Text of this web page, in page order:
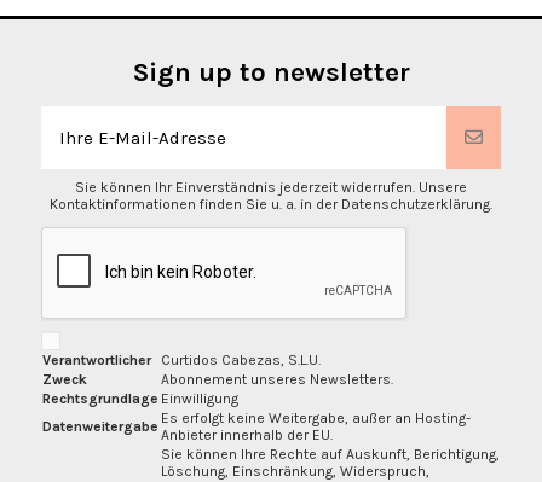
Sign up to newsletter
Sie können Ihr Einverständnis jederzeit widerrufen. Unsere
Kontaktinformationen finden Sie u. a. in der Datenschutzerklärung.
Verantwortlicher
Curtidos Cabezas, S.L.U.
Zweck
Abonnement unseres Newsletters.
Rechtsgrundlage Einwilligung
Datenweitergabe Es erfolgt keine Weitergabe, außer an Hosting-
Anbieter innerhalb der EU.
Sie können Ihre Rechte auf Auskunft, Berichtigung,
Löschung, Einschränkung, Widerspruch,